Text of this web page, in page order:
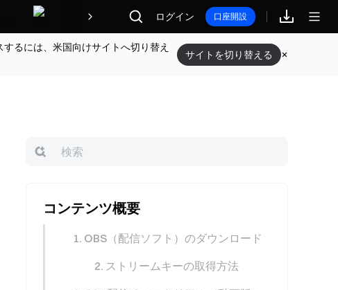
報酬 ログイン 口座開設
るには、米国向けサイトへ切り替え
サイトを切り替える
コンテンツ概要
1. OBS（配信ソフト）のダウンロード
2. ストリームキーの取得方法